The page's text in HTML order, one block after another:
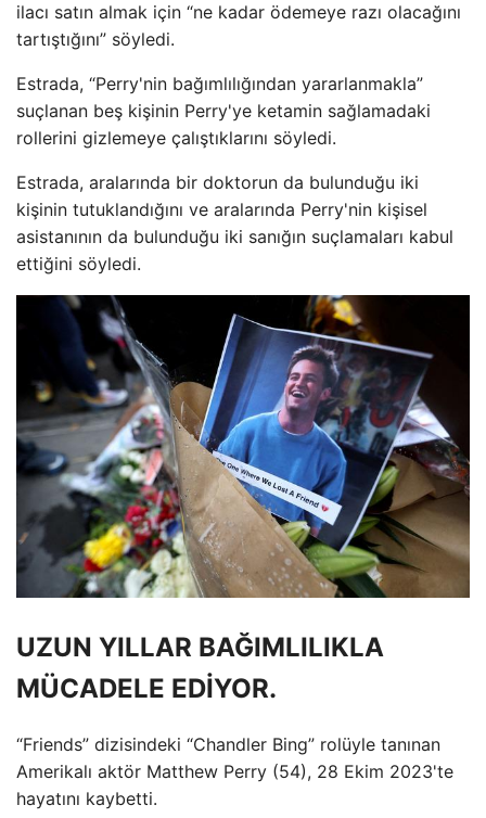
ilacı satın almak için “ne kadar ödemeye razı olacağını
tartıştığını” söyledi.
Estrada, “Perry'nin bağımlılığından yararlanmakla”
suçlanan beş kişinin Perry'ye ketamin sağlamadaki
rollerini gizlemeye çalıştıklarını söyledi.
Estrada, aralarında bir doktorun da bulunduğu iki
kişinin tutuklandığını ve aralarında Perry'nin kişisel
asistanının da bulunduğu iki sanığın suçlamaları kabul
ettiğini söyledi.
UZUN YILLAR BAĞIMLILIKLA
MÜCADELE EDİYOR.
“Friends” dizisindeki “Chandler Bing” rolüyle tanınan
Amerikalı aktör Matthew Perry (54), 28 Ekim 2023'te
hayatını kaybetti.